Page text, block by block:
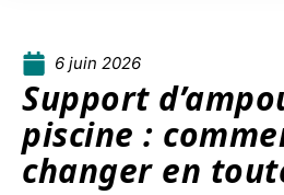
6 juin 2026
Support
piscine :
changer en